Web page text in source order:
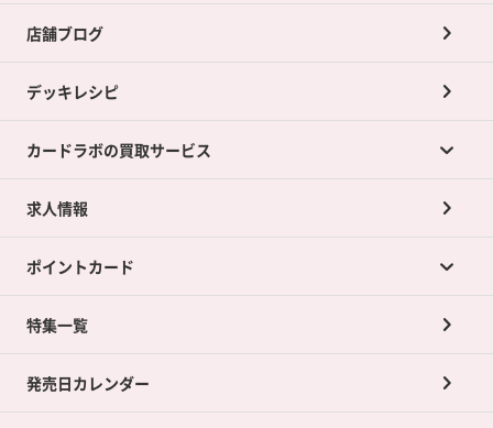
店舗ブログ
デッキレシピ
カードラボの買取サービス
カードラボの買取サービスTOP
店舗買取について
ネット買取について
買取承諾書について
求人情報
ポイントカード
ポイントカードTOP
ポイント交換景品
特集一覧
発売日カレンダー